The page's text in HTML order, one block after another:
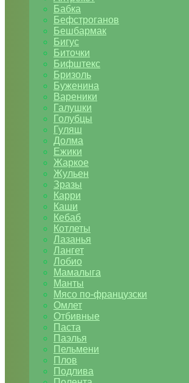
Бабка
Бефстроганов
Бешбармак
Бигус
Биточки
Бифштекс
Бризоль
Буженина
Вареники
Галушки
Голубцы
Гуляш
Долма
Ежики
Жаркое
Жульен
Зразы
Карри
Каши
Кебаб
Котлеты
Лазанья
Лангет
Лобио
Мамалыга
Манты
Мясо по-французски
Омлет
Отбивные
Паста
Паэлья
Пельмени
Плов
Подлива